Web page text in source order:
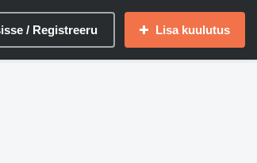
/ Registreeru Lisa kuulutus